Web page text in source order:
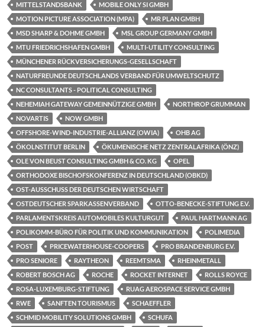
MITTELSTANDSBANK
MOBILE ONLY SI GMBH
MOTION PICTURE ASSOCIATION (MPA)
MR PLAN GMBH
MSD SHARP & DOHME GMBH
MSL GROUP GERMANY GMBH
MTU FRIEDRICHSHAFEN GMBH
MULTI-UTILITY CONSULTING
MÜNCHENER RÜCKVERSICHERUNGS-GESELLSCHAFT
NATURFREUNDE DEUTSCHLANDS VERBAND FÜR UMWELTSCHUTZ
NC CONSULTANTS - POLITICAL CONSULTING
NEHEMIAH GATEWAY GEMEINNÜTZIGE GMBH
NORTHROP GRUMMAN
NOVARTIS
NOW GMBH
OFFSHORE-WIND-INDUSTRIE-ALLIANZ (OWIA)
OHB AG
ÖKOLNSTITUT BERLIN
ÖKUMENISCHE NETZ ZENTRALAFRIKA (ÖNZ)
OLE VON BEUST CONSULTING GMBH & CO. KG
OPEL
ORTHODOXE BISCHOFSKONFERENZ IN DEUTSCHLAND (OBKD)
OST-AUSSCHUSS DER DEUTSCHEN WIRTSCHAFT
OSTDEUTSCHER SPARKASSENVERBAND
OTTO-BENECKE-STIFTUNG E.V.
PARLAMENTSKREIS AUTOMOBILES KULTURGUT
PAUL HARTMANN AG
POLIKOMM-BÜRO FÜR POLITIK UND KOMMUNIKATION
POLIMEDIA
POST
PRICEWATERHOUSE-COOPERS
PRO BRANDENBURG E.V.
PRO SENIORE
RAYTHEON REEMTSMA
RHEINMETALL
ROBERT BOSCH AG
ROCHE ROCKET INTERNET
ROLLS ROYCE
ROSA-LUXEMBURG-STIFTUNG
RUAG AEROSPACE SERVICE GMBH
RWE
SANFTEN TOURISMUS
SCHAEFFLER
SCHMID MOBILITY SOLUTIONS GMBH
SCHUFA